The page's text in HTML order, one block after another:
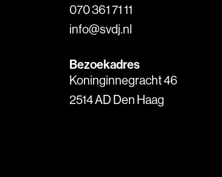
070 361 71 11
info@svdj.nl
Bezoekadres
Koninginnegracht 46
2514 AD Den Haag